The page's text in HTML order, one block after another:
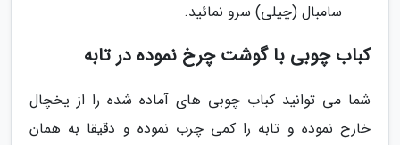
سامبال (چیلی) سرو نمائید.
کباب چوبی با گوشت چرخ نموده در تابه
شما می توانید کباب چوبی های آماده شده را از یخچال
خارج نموده و تابه را کمی چرب نموده و دقیقا به همان